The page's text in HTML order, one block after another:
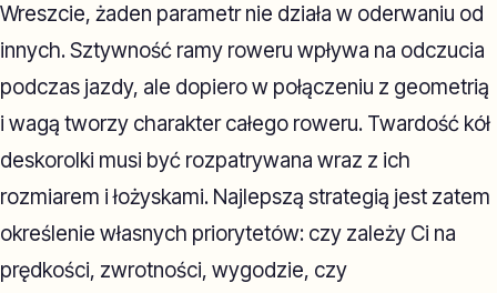
Wreszcie, żaden parametr nie działa w oderwaniu od
innych. Sztywność ramy roweru wpływa na odczucia
podczas jazdy, ale dopiero w połączeniu z geometrią
i wagą tworzy charakter całego roweru. Twardość kół
deskorolki musi być rozpatrywana wraz z ich
rozmiarem i łożyskami. Najlepszą strategią jest zatem
określenie własnych priorytetów: czy zależy Ci na
prędkości, zwrotności, wygodzie, czy